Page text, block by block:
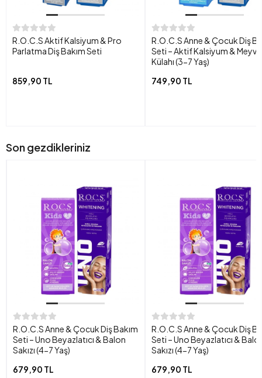
R.O.C.S Aktif Kalsiyum & Pro
Parlatma Diş Bakım Seti
859,90 TL
R.O.C.S Anne & Çocuk Diş
Seti – Aktif Kalsiyum & Meyve
Külahı (3-7 Yaş)
749,90 TL
Son gezdikleriniz
R.O.C.S Anne & Çocuk Diş Bakım
Seti – Uno Beyazlatıcı & Balon
Sakızı (4-7 Yaş)
679,90 TL
R.O.C.S Anne & Çocuk Diş
Seti – Uno Beyazlatıcı &
Sakızı (4-7 Yaş)
679,90 TL